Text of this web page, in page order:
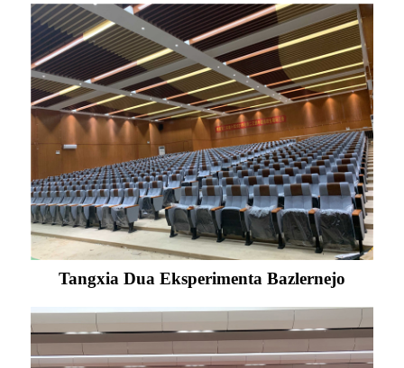
Tangxia Dua Eksperimenta Bazlernejo